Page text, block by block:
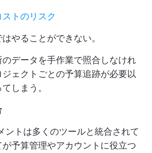
トのリスク
やることができない。
のデータを手作業で照合しなけれ
ェクトごとの予算追跡が必要以
しまう。
ントは多くのツールと統合されて
予算管理やアカウントに役立つ